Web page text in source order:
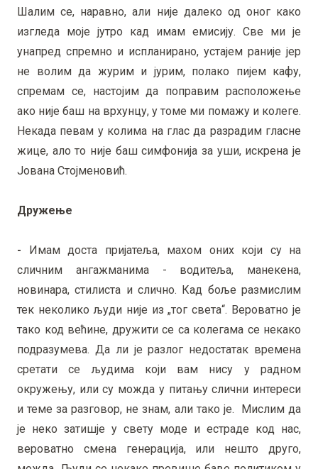
Шалим се, наравно, али није далеко од оног како
изгледа моје јутро кад имам емисију. Све ми је
унапред спремно и испланирано, устајем раније јер
не волим да журим и јурим, полако пијем кафу,
спремам се, настојим да поправим расположење
ако није баш на врхунцу, у томе ми помажу и колеге.
Некада певам у колима на глас да разрадим гласне
жице, ало то није баш симфонија за уши, искрена је
Јована Стојменовић.
Дружење
-
Имам доста пријатеља, махом оних који су на
сличним ангажманима - водитеља, манекена,
новинара, стилиста и слично. Кад боље размислим
тек неколико људи није из „тог света“. Вероватно је
тако код већине, дружити се са колегама се некако
подразумева. Да ли је разлог недостатак времена
сретати се људима који вам нису у радном
окружењу, или су можда у питању слични интереси
и теме за разговор, не знам, али тако је. Мислим да
је неко затишје у свету моде и естраде код нас,
вероватно смена генерација, или нешто друго,